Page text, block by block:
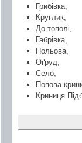
Грибівка,
Круглик,
До тополі,
Габрівка,
Польова,
Оґруд,
Село,
Попова
Криниця